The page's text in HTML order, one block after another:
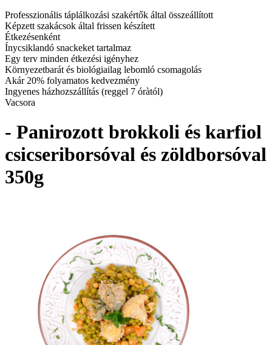
Professzionális táplálkozási szakértők által összeállított
Képzett szakácsok által frissen készített
Étkezésenként
Ínycsiklandó snackeket tartalmaz
Egy terv minden étkezési igényhez
Környezetbarát és biológiailag lebomló csomagolás
Akár 20% folyamatos kedvezmény
Ingyenes házhozszállítás (reggel 7 óràtól)
Vacsora
- Panirozott brokkoli és karfiol
csicseriborsóval és zöldborsóval
350g